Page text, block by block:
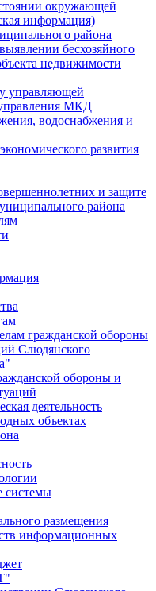
окружающей
информация)
района
бесхозяйного
недвижимости
управляющей
МКД
водоснабжения и
развития
и защите
района
гражданской обороны
Слюдянского
обороны и
деятельность
объектах
размещения
информационных